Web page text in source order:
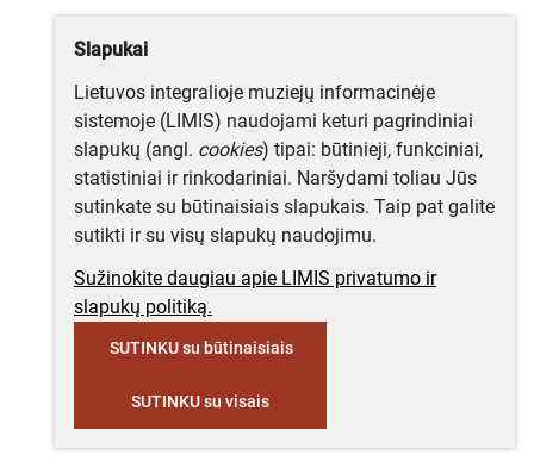
Slapukai
Lietuvos integralioje muziejų informacinėje
sistemoje (LIMIS) naudojami keturi pagrindiniai
slapukų (angl. cookies) tipai: būtinieji, funkciniai,
statistiniai ir rinkodariniai. Naršydami toliau Jūs
sutinkate su būtinaisiais slapukais. Taip pat galite
sutikti ir su visų slapukų naudojimu.
Sužinokite daugiau apie LIMIS privatumo ir
slapukų politiką.
SUTINKU su būtinaisiais
SUTINKU su visais